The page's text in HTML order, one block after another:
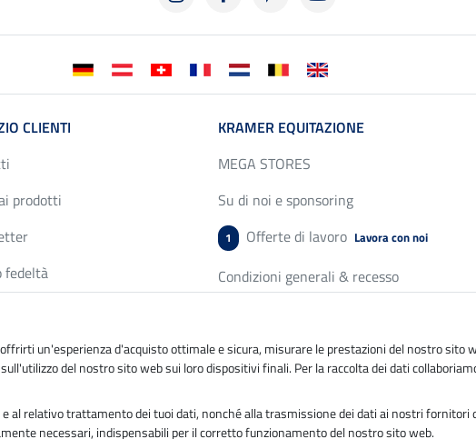
CLIENTI
prodotti
fedeltà
taglie
un catalogo
KRAMER EQUITAZIONE
MEGA STORES
Su di noi e sponsoring
1 Offerte di lavoro Lavora con noi
Condizioni generali & recesso
Note legali
un'esperienza d'acquisto ottimale e sicura, misurare le prestazioni del nostro
del nostro sito web sui loro dispositivi finali. Per la raccolta dei dati
al relativo trattamento dei tuoi dati, nonché alla trasmissione dei dati ai nostri fornitori
necessari, indispensabili per il corretto funzionamento del nostro sito web.